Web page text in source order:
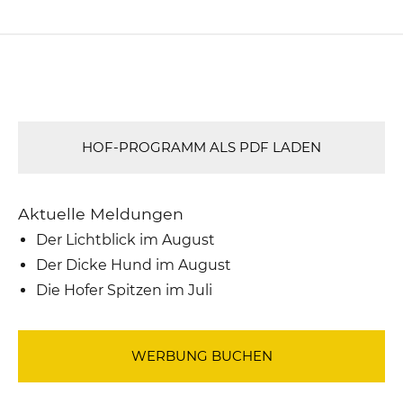
HOF-PROGRAMM ALS PDF LADEN
Aktuelle Meldungen
Der Lichtblick im August
Der Dicke Hund im August
Die Hofer Spitzen im Juli
WERBUNG BUCHEN